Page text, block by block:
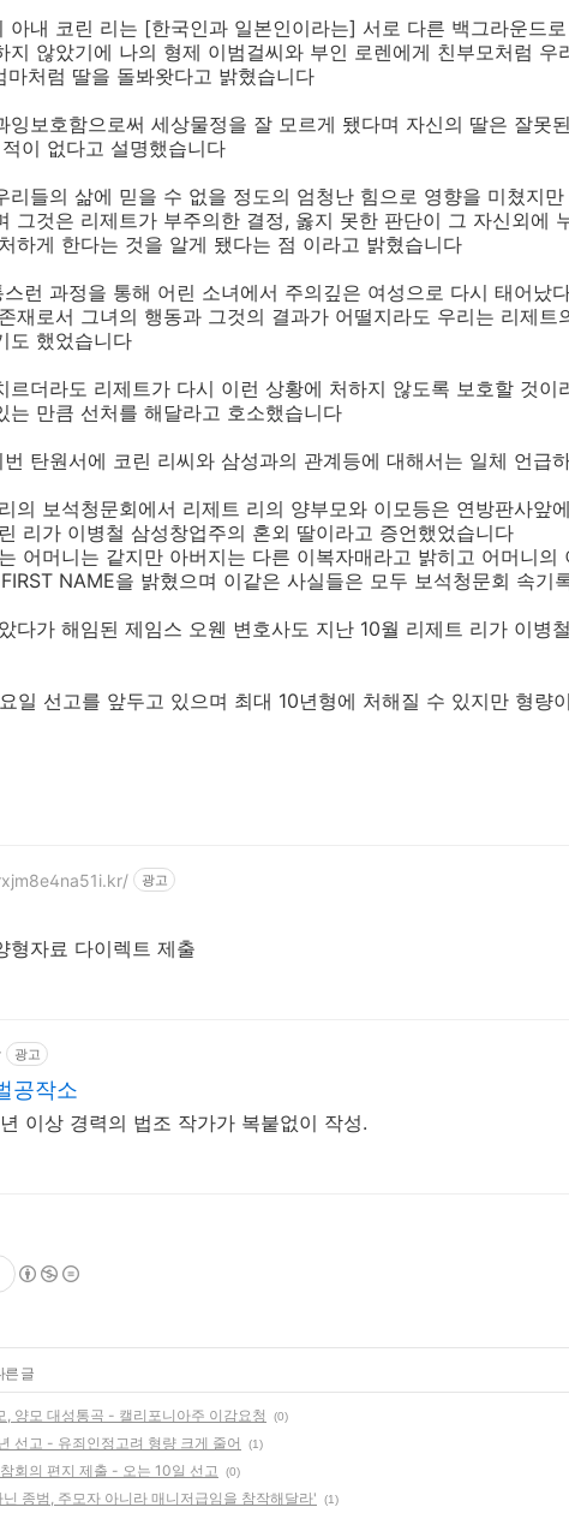
아내 코린 리는 [한국인과 일본인이라는] 서로 다른 백그라운드
지 않았기에 나의 형제 이범걸씨와 부인 로렌에게 친부모처럼 우
처럼 딸을 돌봐왓다고 밝혔습니다
잉보호함으로써 세상물정을 잘 모르게 됐다며 자신의 딸은 잘못
이 없다고 설명했습니다
리들의 삶에 믿을 수 없을 정도의 엄청난 힘으로 영향을 미쳤지
그것은 리제트가 부주의한 결정, 옳지 못한 판단이 그 자신외에
하게 한다는 것을 알게 됐다는 점 이라고 밝혔습니다
런 과정을 통해 어린 소녀에서 주의깊은 여성으로 다시 태어났
재로서 그녀의 행동과 그것의 결과가 어떨지라도 우리는 리제트
도 했었습니다
르더라도 리제트가 다시 이런 상황에 처하지 않도록 보호할 것이
는 만큼 선처를 해달라고 호소했습니다
탄원서에 코린 리씨와 삼성과의 관계등에 대해서는 일체 언급
의 보석청문회에서 리제트 리의 양부모와 이모등은 연방판사앞
리가 이병철 삼성창업주의 혼외 딸이라고 증언했었습니다
어머니는 같지만 아버지는 다른 이복자매라고 밝히고 어머니의
NAME을 밝혔으며 이같은 사실들은 모두 보석청문회 속기
다가 해임된 제임스 오웬 변호사도 지난 10월 리제트 리가 이병
일 선고를 앞두고 있으며 최대 10년형에 처해질 수 있지만 형량
광고
형자료 다이렉트 제출
광고
공작소
이상 경력의 법조 작가가 복붙없이 작성.
른 글
양모 대성통곡 - 캘리포니아주 이감요청 (0)
선고 - 유죄인정고려 형량 크게 줄어 (1)
회의 편지 제출 - 오는 10일 선고 (0)
종범, 주모자 아니라 매니저급임을 참작해달라' (1)